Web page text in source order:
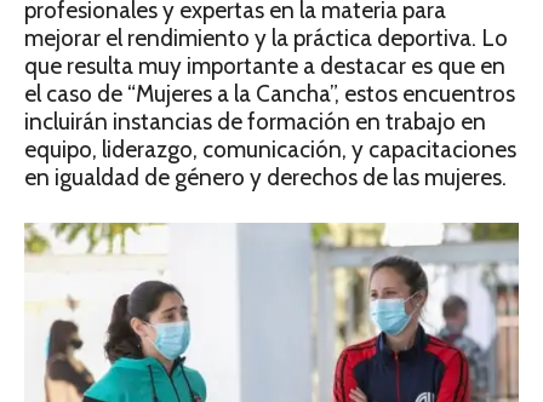
profesionales y expertas en la materia para
mejorar el rendimiento y la práctica deportiva. Lo
que resulta muy importante a destacar es que en
el caso de “Mujeres a la Cancha”, estos encuentros
incluirán instancias de formación en trabajo en
equipo, liderazgo, comunicación, y capacitaciones
en igualdad de género y derechos de las mujeres.